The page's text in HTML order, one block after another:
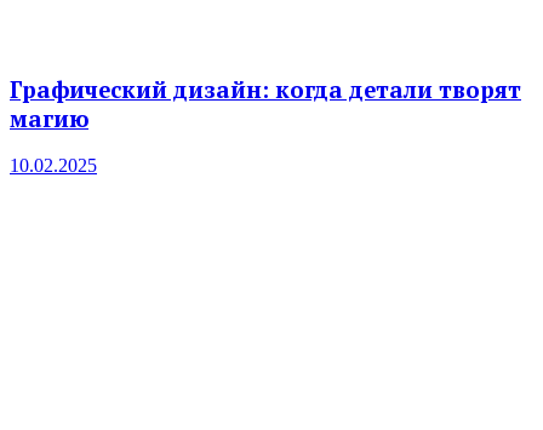
Графический дизайн: когда детали творят
магию
10.02.2025